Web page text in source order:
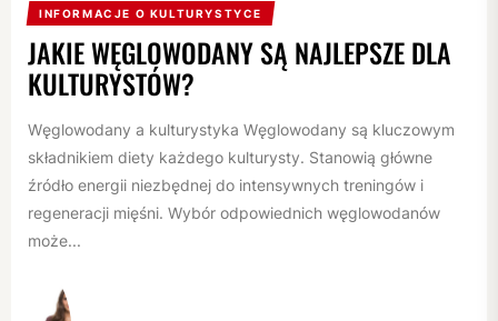
INFORMACJE O KULTURYSTYCE
JAKIE WĘGLOWODANY SĄ NAJLEPSZE DLA
KULTURYSTÓW?
Węglowodany a kulturystyka Węglowodany są kluczowym
składnikiem diety każdego kulturysty. Stanowią główne
źródło energii niezbędnej do intensywnych treningów i
regeneracji mięśni. Wybór odpowiednich węglowodanów
może...